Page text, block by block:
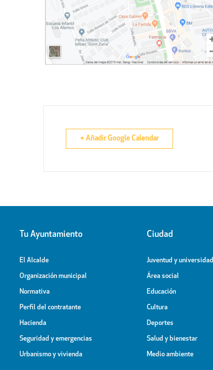
+ Añadir Google Calendar
Tu Ayuntamiento
El Alcalde
Organización municipal
Normativa
Perfil del contratante
Hacienda
Seguridad y emergencias
Urbanismo y vivienda
Ciudad
Juventud y universidad
Área social
Educación
Cultura
Deportes
Salud y bienestar
Medio ambiente